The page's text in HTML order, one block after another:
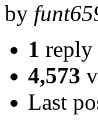
by
1 reply
4,573
Last